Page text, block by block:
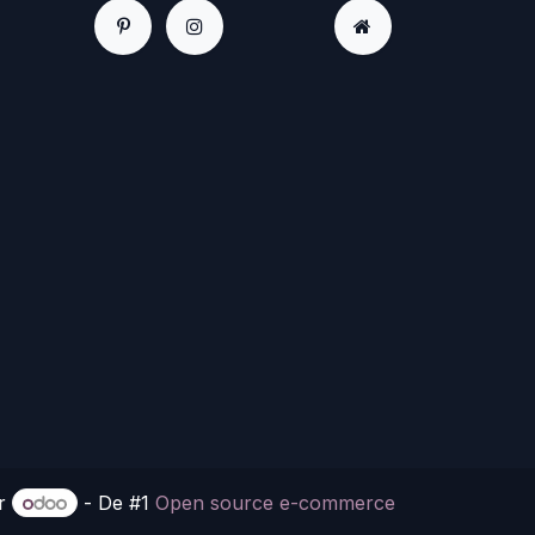
- De #1 Open source e-commerce